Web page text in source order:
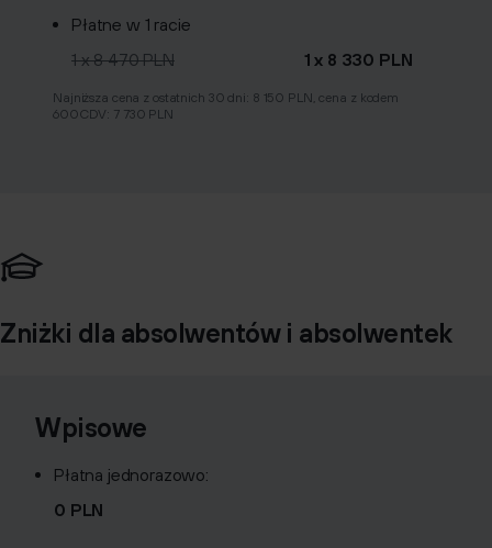
Płatne w 1 racie
1 x 8 470 PLN
1 x 8 330 PLN
Najniższa cena z ostatnich 30 dni: 8 150 PLN, cena z kodem
600CDV: 7 730 PLN
Zniżki dla absolwentów i absolwentek
Wpisowe
Płatna jednorazowo:
0 PLN